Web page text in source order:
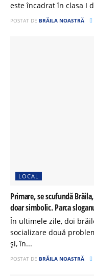
este încadrat în clasa I
POSTAT DE BRĂILA NOASTRĂ
LOCAL
Primare, se scufundă
doar simbolic. Parca
În ultimele zile, doi
socializare două
și, în...
POSTAT DE BRĂILA NOASTRĂ